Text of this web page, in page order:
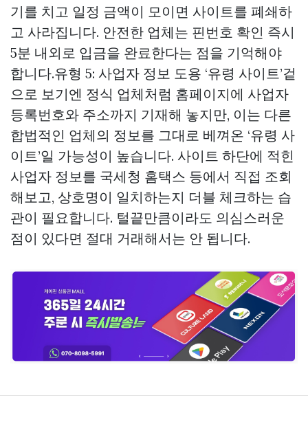
기를 치고 일정 금액이 모이면 사이트를 폐쇄하
고 사라집니다. 안전한 업체는 핀번호 확인 즉시
5분 내외로 입금을 완료한다는 점을 기억해야
합니다.유형 5: 사업자 정보 도용 ‘유령 사이트’겉
으로 보기엔 정식 업체처럼 홈페이지에 사업자
등록번호와 주소까지 기재해 놓지만, 이는 다른
합법적인 업체의 정보를 그대로 베껴온 ‘유령 사
이트’일 가능성이 높습니다. 사이트 하단에 적힌
사업자 정보를 국세청 홈택스 등에서 직접 조회
해보고, 상호명이 일치하는지 더블 체크하는 습
관이 필요합니다. 털끝만큼이라도 의심스러운
점이 있다면 절대 거래해서는 안 됩니다.